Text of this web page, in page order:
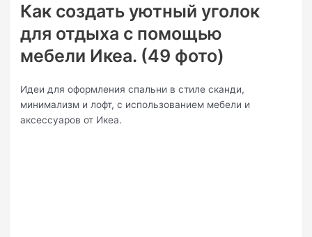
Как создать уютный уголок
для отдыха с помощью
мебели Икеа. (49 фото)
Идеи для оформления спальни в стиле сканди,
минимализм и лофт, с использованием мебели и
аксессуаров от Икеа.